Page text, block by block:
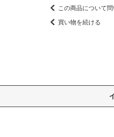
この商品について
買い物を続ける